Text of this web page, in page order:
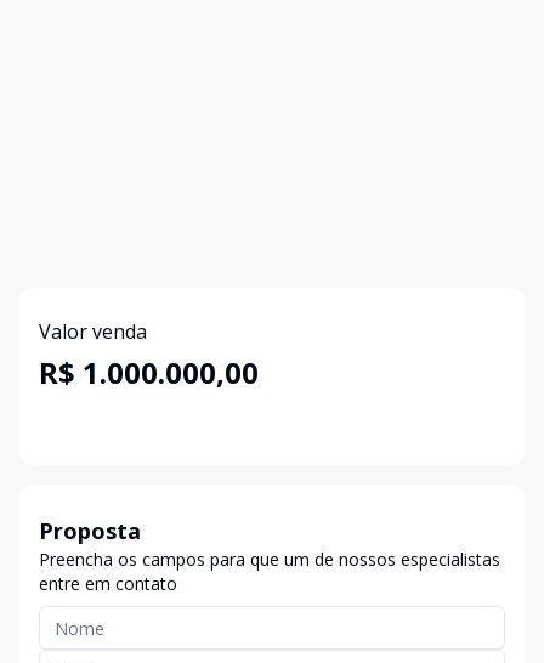
Valor venda
R$ 1.000.000,00
Proposta
Preencha os campos para que um de nossos especialistas
entre em contato